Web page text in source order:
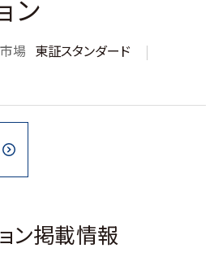
ン
市場
東証スタンダード
ン掲載情報